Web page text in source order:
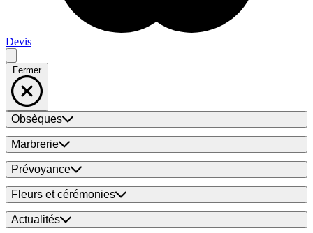
Devis
Fermer
Obsèques
Marbrerie
Prévoyance
Fleurs et cérémonies
Actualités